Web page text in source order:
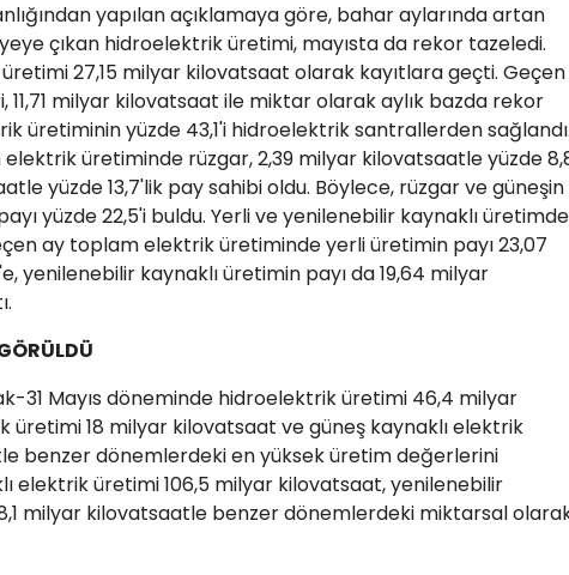
yapılan açıklamaya göre, bahar aylarında artan
çıkan hidroelektrik üretimi, mayısta da rekor tazeledi.
27,15 milyar kilovatsaat olarak kayıtlara geçti. Geçen
milyar kilovatsaat ile miktar olarak aylık bazda rekor
üretiminin yüzde 43,1'i hidroelektrik santrallerden
üretiminde rüzgar, 2,39 milyar kilovatsaatle yüzde
yüzde 13,7'lik pay sahibi oldu. Böylece, rüzgar ve güneşin
yüzde 22,5'i buldu. Yerli ve yenilenebilir kaynaklı üretimde
ay toplam elektrik üretiminde yerli üretimin payı 23,07
yenilenebilir kaynaklı üretimin payı da 19,64 milyar
31 Mayıs döneminde hidroelektrik üretimi 46,4 milyar
18 milyar kilovatsaat ve güneş kaynaklı elektrik
benzer dönemlerdeki en yüksek üretim değerlerini
elektrik üretimi 106,5 milyar kilovatsaat, yenilenebilir
milyar kilovatsaatle benzer dönemlerdeki miktarsal